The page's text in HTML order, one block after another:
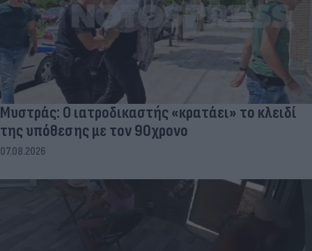
Μυστράς: Ο ιατροδικαστής «κρατάει» το κλειδί
της υπόθεσης με τον 90χρονο
07.08.2026